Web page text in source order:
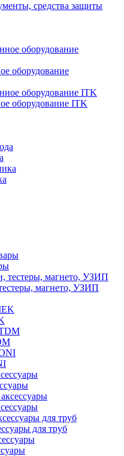
средства защиты
оборудование
оборудование ITK
магнето, УЗИП
для труб